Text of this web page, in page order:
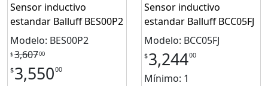
Sensor inductivo
estandar Balluff BES00P2
Modelo: BES00P2
$3,60700
$3,55000
Sensor inductivo
estandar Balluff BCC05FJ
Modelo: BCC05FJ
$3,24400
Mínimo: 1